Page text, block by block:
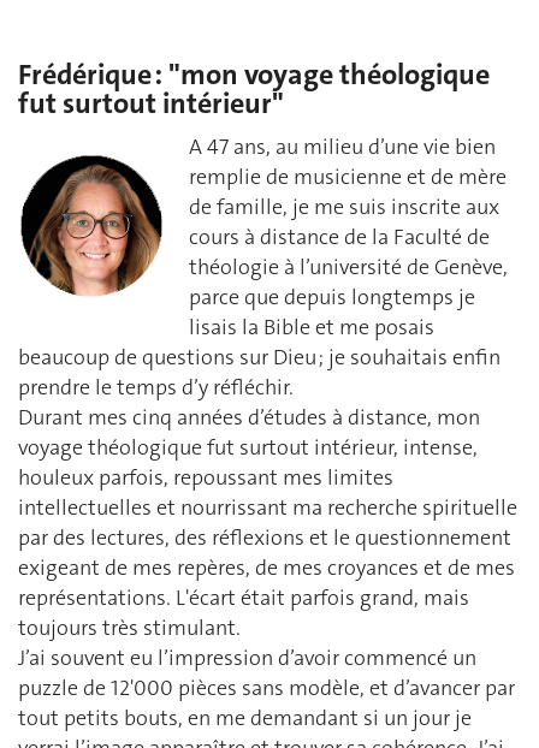
Frédérique : "mon voyage théologique
fut surtout intérieur"
A 47 ans, au milieu d’une vie bien
remplie de musicienne et de mère
de famille, je me suis inscrite aux
cours à distance de la Faculté de
théologie à l’université de Genève,
parce que depuis longtemps je
lisais la Bible et me posais
beaucoup de questions sur Dieu ; je souhaitais enfin
prendre le temps d’y réfléchir.
Durant mes cinq années d’études à distance, mon
voyage théologique fut surtout intérieur, intense,
houleux parfois, repoussant mes limites
intellectuelles et nourrissant ma recherche spirituelle
par des lectures, des réflexions et le questionnement
exigeant de mes repères, de mes croyances et de mes
représentations. L'écart était parfois grand, mais
toujours très stimulant.
J’ai souvent eu l’impression d’avoir commencé un
puzzle de 12'000 pièces sans modèle, et d’avancer par
tout petits bouts, en me demandant si un jour je